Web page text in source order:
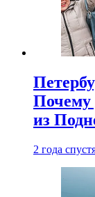
Почему
из
2 года